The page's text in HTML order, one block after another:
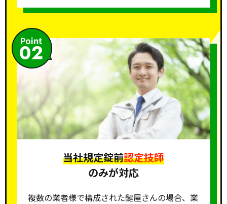
当社規定錠前認定技師
のみが対応
複数の業者様で構成された鍵屋さんの場合、業